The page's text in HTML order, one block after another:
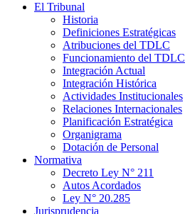
El Tribunal
Historia
Definiciones Estratégicas
Atribuciones del TDLC
Funcionamiento del TDLC
Integración Actual
Integración Histórica
Actividades Institucionales
Relaciones Internacionales
Planificación Estratégica
Organigrama
Dotación de Personal
Normativa
Decreto Ley N° 211
Autos Acordados
Ley N° 20.285
Jurisprudencia